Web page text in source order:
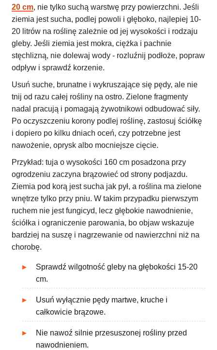
20 cm, nie tylko suchą warstwę przy powierzchni. Jeśli
ziemia jest sucha, podlej powoli i głęboko, najlepiej 10-
20 litrów na roślinę zależnie od jej wysokości i rodzaju
gleby. Jeśli ziemia jest mokra, ciężka i pachnie
stęchlizną, nie dolewaj wody - rozluźnij podłoże, popraw
odpływ i sprawdź korzenie.
Usuń suche, brunatne i wykruszające się pędy, ale nie
tnij od razu całej rośliny na ostro. Zielone fragmenty
nadal pracują i pomagają żywotnikowi odbudować siły.
Po oczyszczeniu korony podlej roślinę, zastosuj ściółkę
i dopiero po kilku dniach oceń, czy potrzebne jest
nawożenie, oprysk albo mocniejsze cięcie.
Przykład: tuja o wysokości 160 cm posadzona przy
ogrodzeniu zaczyna brązowieć od strony podjazdu.
Ziemia pod korą jest sucha jak pył, a roślina ma zielone
wnętrze tylko przy pniu. W takim przypadku pierwszym
ruchem nie jest fungicyd, lecz głębokie nawodnienie,
ściółka i ograniczenie parowania, bo objaw wskazuje
bardziej na suszę i nagrzewanie od nawierzchni niż na
chorobę.
Sprawdź wilgotność gleby na głębokości 15-20
cm.
Usuń wyłącznie pędy martwe, kruche i
całkowicie brązowe.
Nie nawoź silnie przesuszonej rośliny przed
nawodnieniem.